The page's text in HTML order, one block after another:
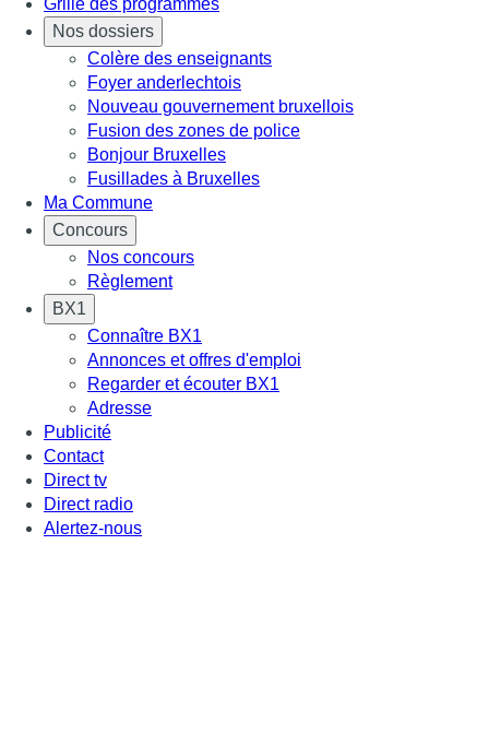
Nos dossiers
Colère des enseignants
Foyer anderlechtois
Nouveau gouvernement bruxellois
Fusion des zones de police
Bonjour Bruxelles
Fusillades à Bruxelles
Ma Commune
Concours
Nos concours
Règlement
BX1
Connaître BX1
Annonces et offres d'emploi
Regarder et écouter BX1
Adresse
Publicité
Contact
Direct tv
Direct radio
Alertez-nous